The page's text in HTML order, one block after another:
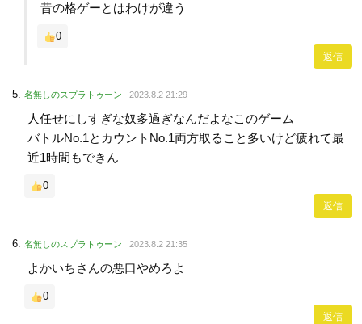
昔の格ゲーとはわけが違う
0
返信
名無しのスプラトゥーン 2023.8.2 21:29
人任せにしすぎな奴多過ぎなんだよなこのゲーム
バトルNo.1とカウントNo.1両方取ること多いけど疲れて最
近1時間もできん
0
返信
名無しのスプラトゥーン 2023.8.2 21:35
よかいちさんの悪口やめろよ
0
返信